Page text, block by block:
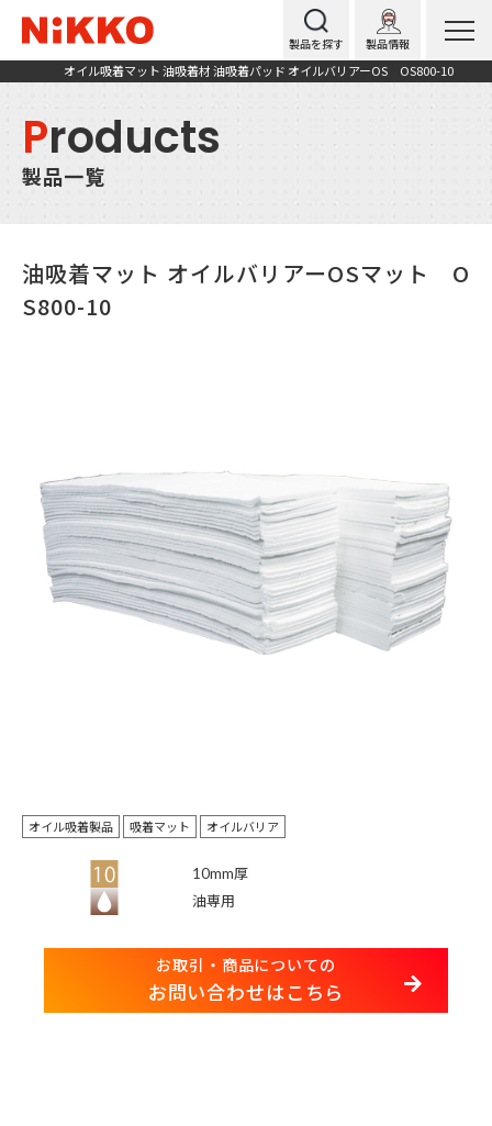
製品を探す 製品情報
オイル吸着マット 油吸着材 油吸着パッド オイルバリアーOS OS800-10
Products
製品一覧
油吸着マット オイルバリアーOSマット O
S800-10
オイル吸着製品 吸着マット オイルバリア
10mm厚
油専用
お取引・商品についての
お問い合わせはこちら